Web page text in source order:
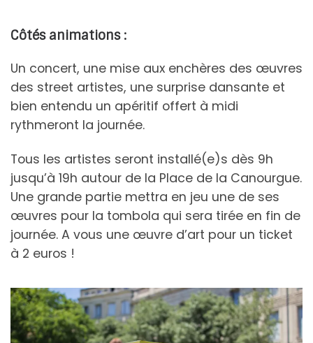
Côtés animations :
Un concert, une mise aux enchères des œuvres
des street artistes, une surprise dansante et
bien entendu un apéritif offert à midi
rythmeront la journée.
Tous les artistes seront installé(e)s dès 9h
jusqu’à 19h autour de la Place de la Canourgue.
Une grande partie mettra en jeu une de ses
œuvres pour la tombola qui sera tirée en fin de
journée. A vous une œuvre d’art pour un ticket
à 2 euros !